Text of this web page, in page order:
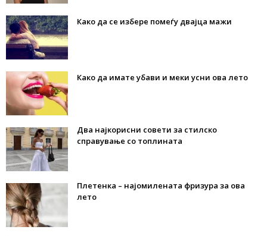
Како да се избере помеѓу двајца мажи
Како да имате убави и меки усни ова лето
Два најкорисни совети за стилско
справување со топлината
Плетенка – најомилената фризура за ова
лето